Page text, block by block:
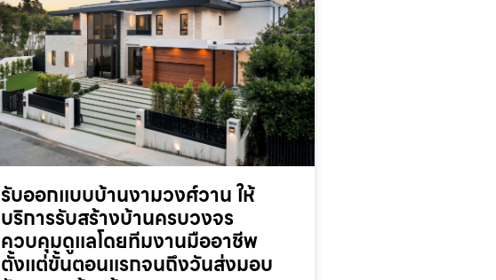
รับออกแบบบ้านงามวงศ์วาน ให้
บริการรับสร้างบ้านครบวงจร
ควบคุมดูแลโดยทีมงานมืออาชีพ
ตั้งแต่ขั้นตอนแรกจนถึงวันส่งมอบ